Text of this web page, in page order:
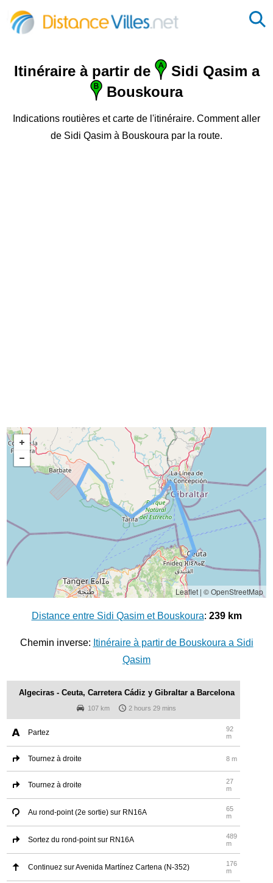
Itinéraire à partir de
Sidi Qasim a
Bouskoura
Indications routières et carte de l'itinéraire. Comment aller
de Sidi Qasim à Bouskoura par la route.
Leaflet| © OpenStreetMap
Distance entre Sidi Qasim et Bouskoura: 239 km
Chemin inverse: Itinéraire à partir de Bouskoura a Sidi
Qasim
Algeciras - Ceuta, Carretera Cádiz y Gibraltar a Barcelona
107 km 2 hours 29 mins
Partez
92
m
Tournez à droite 8 m
Tournez à droite
27
m
Au rond-point (2e sortie) sur RN16A
65
m
Sortez du rond-point sur RN16A
489
m
Continuez sur Avenida Martínez Cartena (N-352)
176
m